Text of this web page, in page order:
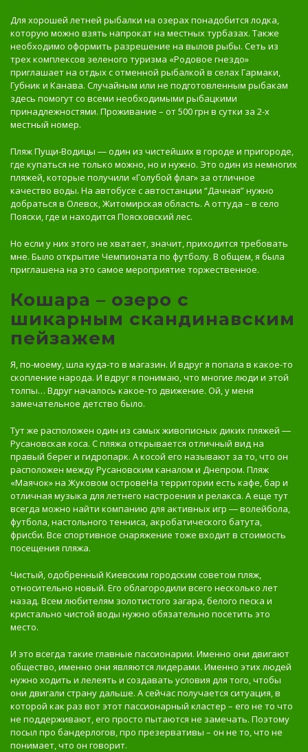
Для хорошей летней рыбалки на озерах понадобится лодка,
которую можно взять напрокат на местных турбазах. Также
необходимо оформить разрешение на вылов рыбы. Сеть из
трех комплексов зеленого туризма «Родовое гнездо»
приглашает на отдых с отменной рыбалкой в селах Гармаки,
Губник и Канава. Случайным или не подготовленным рыбакам
здесь помогут со всеми необходимыми рыбацкими
принадлежностями. Проживание – от 500 грн в сутки за 2-х
местный номер.
Пляж Пущи-Водицы ― один из чистейших в городе и пригороде,
где купаться не только можно, но и нужно. Это один из немногих
пляжей, которые получили «Голубой флаг» за отличное
качество воды. На автобусе с автостанции “Дачная” нужно
добраться в Олевск, Житомирская область. А оттуда – в село
Пояски, где и находится Поясковский лес.
Но если у них этого не хватает, значит, приходится требовать
мне. Было открытие Чемпионата по футболу. В общем, я была
приглашена на это самое мероприятие торжественное.
Кошара – озеро с
шикарным скандинавским
пейзажем
Я, по-моему, шла куда-то в магазин. И вдруг я попала в какое-то
скопление народа. И вдруг я понимаю, что многие люди и этой
толпы… Вдруг началось какое-то движение. Ой, у меня
замечательное детство было.
Тут же расположен один из самых живописных диких пляжей ―
Русановская коса. С пляжа открывается отличный вид на
правый берег и гидропарк. А косой его называют за то, что он
расположен между Русановским каналом и Днепром. Пляж
«Маячок» на Жуковом островеНа территории есть кафе, бар и
отличная музыка для летнего настроения и релакса. А еще тут
всегда можно найти компанию для активных игр ― волейбола,
футбола, настольного тенниса, акробатического батута,
фрисби. Все спортивное снаряжение тоже входит в стоимость
посещения пляжа.
Чистый, одобренный Киевским городским советом пляж,
относительно новый. Его облагородили всего несколько лет
назад. Всем любителям золотистого загара, белого песка и
кристально чистой воды нужно обязательно посетить это
место.
И это всегда такие главные пассионарии. Именно они двигают
общество, именно они являются лидерами. Именно этих людей
нужно ходить и лелеять и создавать условия для того, чтобы
они двигали страну дальше. А сейчас получается ситуация, в
которой как раз вот этот пассионарный кластер – его не то что
не поддерживают, его просто пытаются не замечать. Поэтому
посыл про бандерлогов, про презервативы – он не то, что не
понимает, что он говорит.